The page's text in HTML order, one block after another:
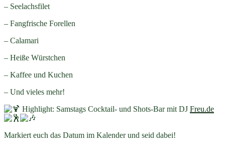
– Seelachsfilet
– Fangfrische Forellen
– Calamari
– Heiße Würstchen
– Kaffee und Kuchen
– Und vieles mehr!
Highlight: Samstags Cocktail- und Shots-Bar mit DJ Freu.de
Markiert euch das Datum im Kalender und seid dabei!